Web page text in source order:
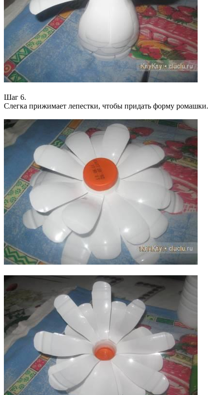
Шаг 6.
Слегка прижимает лепестки, чтобы придать форму ромашки.